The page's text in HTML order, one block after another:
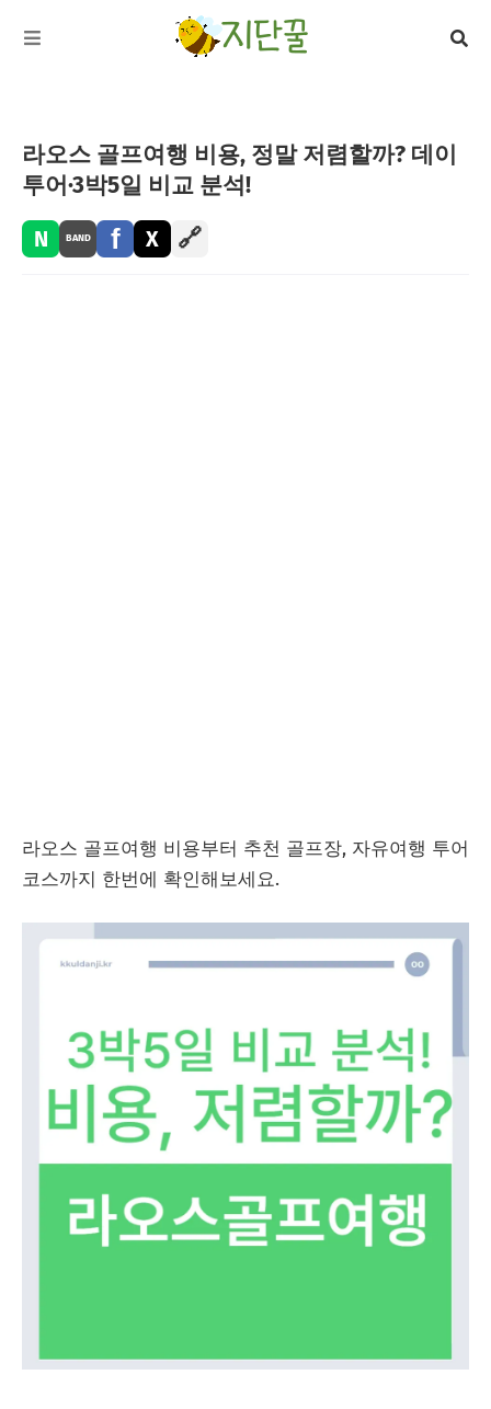
라오스 골프여행 비용, 정말 저렴할까? 데이
투어·3박5일 비교 분석!
N BAND f X 🔗
라오스 골프여행 비용부터 추천 골프장, 자유여행 투어
코스까지 한번에 확인해보세요.